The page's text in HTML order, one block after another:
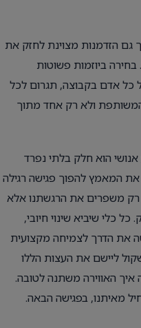
גם הזדמנות מצוינת לחזק את
ביוזמות פשוטות
כל אדם בקבוצה, תגרום לכל
ולא רק אחד מתוך
הוא חלק בלתי נפרד
המאמץ להפוך פגישה רגילה
רק משפרים את הרגשתנו אלא
כלי שיביא שינוי חיובי,
את הדרך לצמיחה מקצועית
ליישם את העצות הללו
האווירה משתנה לטובה.
מאיתנו, בפגישה הבאה.